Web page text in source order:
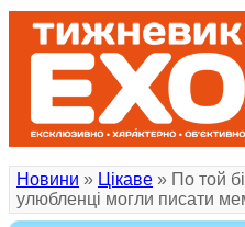
Новини » Цікаве » По той
улюбленці могли писати